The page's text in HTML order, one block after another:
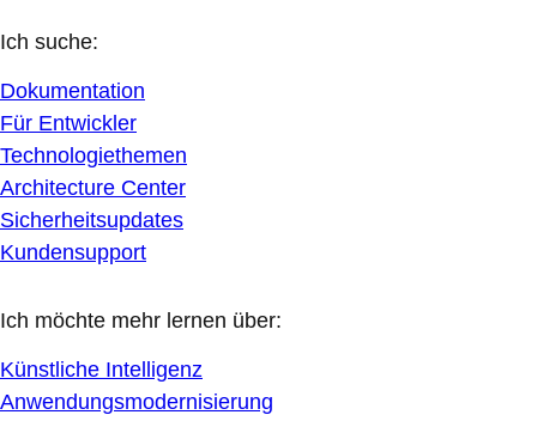
Ich suche:
Dokumentation
Für Entwickler
Technologiethemen
Architecture Center
Sicherheitsupdates
Kundensupport
Ich möchte mehr lernen über:
Künstliche Intelligenz
Anwendungsmodernisierung